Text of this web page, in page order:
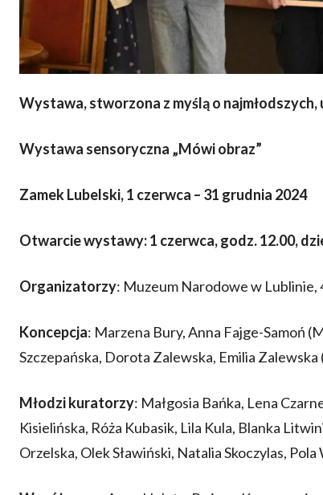
Wystawa, stworzona z myślą o najmłodszych,
Wystawa sensoryczna „Mówi obraz”
Zamek Lubelski, 1 czerwca – 31 grudnia 2024
Otwarcie wystawy: 1 czerwca, godz. 12.00,
Organizatorzy: Muzeum Narodowe w Lublinie,
Koncepcja: Marzena Bury, Anna Fajge-Samoń
Szczepańska, Dorota Zalewska, Emilia
Młodzikuratorzy: Małgosia Bańka, Lena
Kisielińska, Róża Kubasik, Lila Kula, Blanka
Orzelska, Olek Sławiński, Natalia Skoczylas,